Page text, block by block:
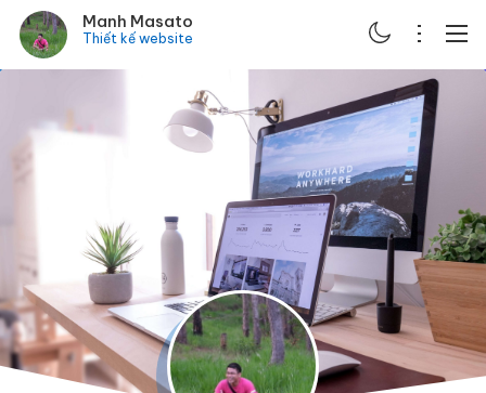
Manh Masato
Thiết kế website
PORTFOLIO
CONTACT
SCHEDULE